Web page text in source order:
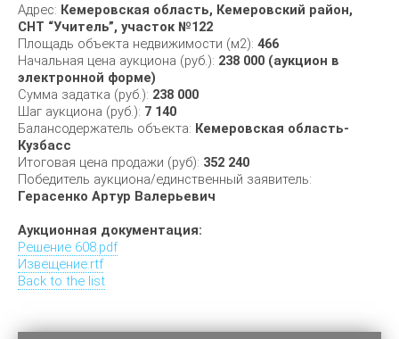
Адрес: Кемеровская область, Кемеровский район,
СНТ “Учитель”, участок №122
Площадь объекта недвижимости (м2): 466
Начальная цена аукциона (руб.): 238 000 (аукцион в
электронной форме)
Сумма задатка (руб.): 238 000
Шаг аукциона (руб.): 7 140
Балансодержатель объекта: Кемеровская область-
Кузбасс
Итоговая цена продажи (руб): 352 240
Победитель аукциона/единственный заявитель:
Герасенко Артур Валерьевич
Аукционная документация:
Решение 608.pdf
Извещение.rtf
Back to the list